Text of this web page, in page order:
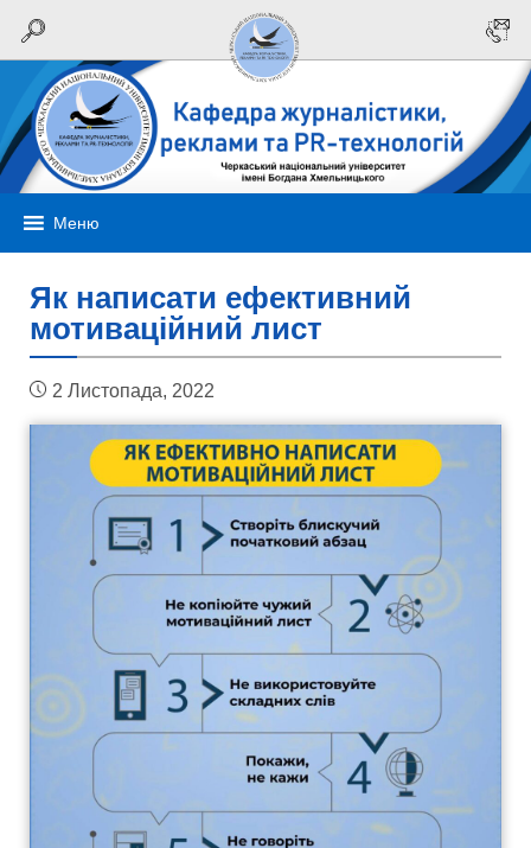
Меню
Як написати ефективний
мотиваційний лист
2 Листопада, 2022